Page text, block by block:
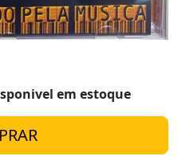
em estoque